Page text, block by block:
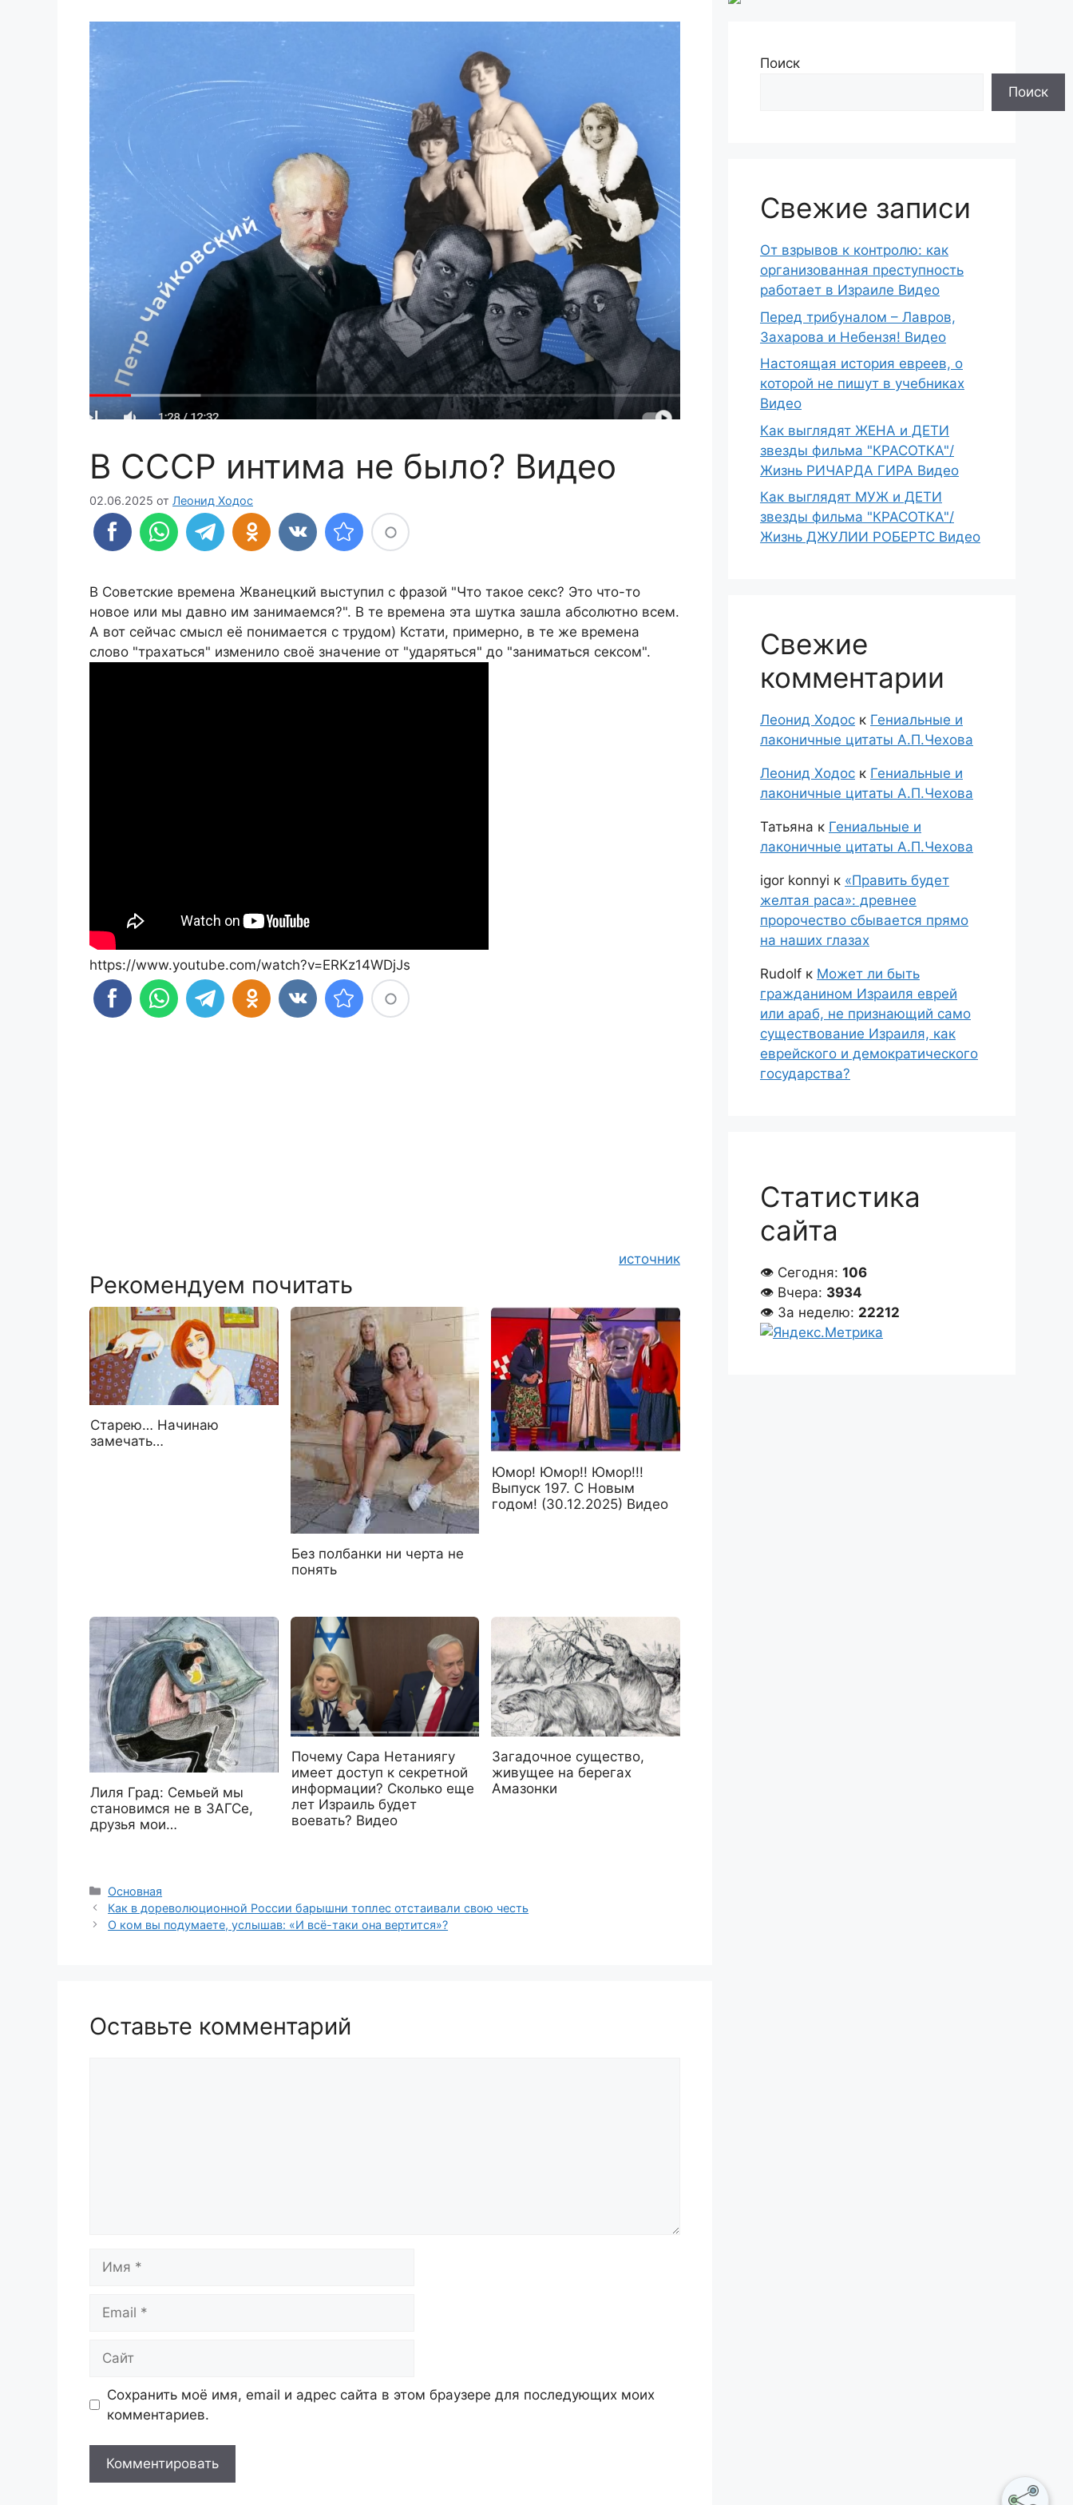
В СССР интима не было? Видео
02.06.2025 от Леонид Ходос
В Советские времена Жванецкий выступил с фразой "Что такое секс? Это что-то
новое или мы давно им занимаемся?". В те времена эта шутка зашла абсолютно всем.
А вот сейчас смысл её понимается с трудом) Кстати, примерно, в те же времена
слово "трахаться" изменило своё значение от "ударяться" до "заниматься сексом".
https://www.youtube.com/watch?v=ERKz14WDjJs
источник
Рекомендуем почитать
Старею… Начинаю
замечать…
Без полбанки ни черта не
понять
Юмор! Юмор!! Юмор!!!
Выпуск 197. С Новым
годом! (30.12.2025) Видео
Лиля Град: Семьей мы
становимся не в ЗАГСе,
друзья мои…
Почему Сара Нетаниягу
имеет доступ к секретной
информации? Сколько еще
лет Израиль будет
воевать? Видео
Зaгaдoчнoe cущecтвo,
живущee нa бepeгax
Aмaзoнки
Рубрики
Основная
Как в дореволюционной России барышни топлес отстаивали свою честь
О ком вы подумаете, услышав: «И всё-таки она вертится»?
Оставьте комментарий
Сохранить моё имя, email и адрес сайта в этом браузере для последующих моих
комментариев.
Поиск
Поиск
Свежие записи
От взрывов к контролю: как
организованная преступность
работает в Израиле Видео
Перед трибуналом – Лавров,
Захарова и Небензя! Видео
Настоящая история евреев, о
которой не пишут в учебниках
Видео
Как выглядят ЖЕНА и ДЕТИ
звезды фильма "КРАСОТКА"/
Жизнь РИЧАРДА ГИРА Видео
Как выглядят МУЖ и ДЕТИ
звезды фильма "КРАСОТКА"/
Жизнь ДЖУЛИИ РОБЕРТС Видео
Свежие
комментарии
Леонид Ходос к Гениальные и
лаконичные цитаты А.П.Чехова
Леонид Ходос к Гениальные и
лаконичные цитаты А.П.Чехова
Татьяна к Гениальные и
лаконичные цитаты А.П.Чехова
igor konnyi к «Править будет
желтая раса»: древнее
пророчество сбывается прямо
на наших глазах
Rudolf к Может ли быть
гражданином Израиля еврей
или араб, не признающий само
существование Израиля, как
еврейского и демократического
государства?
Статистика
сайта
👁 Сегодня: 106
👁 Вчера: 3934
👁 За неделю: 22212